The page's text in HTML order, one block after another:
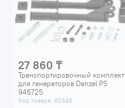
27 860 ₸
Транспортировочный комплект
для генераторов Denzel PS
946725
Код товара: 80348